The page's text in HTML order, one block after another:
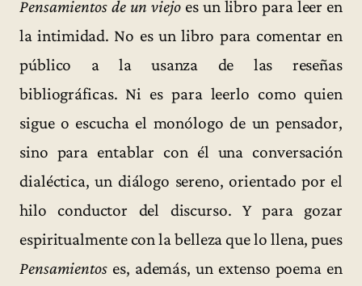
Pensamientos de un viejoes un libro para leer en
la intimidad. No es un libro para comentar en
público a la usanza de las reseñas
bibliográficas. Ni es para leerlo como quien
sigue o escucha el monólogo de un pensador,
sino para entablar con él una conversación
dialéctica, un diálogo sereno, orientado por el
hilo conductor del discurso. Y para gozar
espiritualmente con la belleza que lo llena, pues
Pensamientoses, además, un extenso poema en